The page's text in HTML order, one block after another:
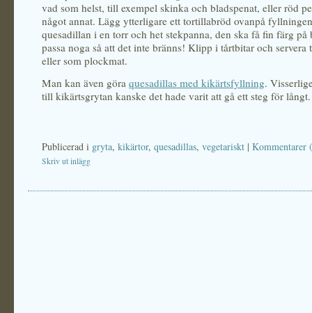
vad som helst, till exempel skinka och bladspenat, eller röd
något annat. Lägg ytterligare ett tortillabröd ovanpå
quesadillan i en torr och het stekpanna, den ska få fin färg på
passa noga så att det inte bränns! Klipp i tårtbitar och servera
eller som plockmat.
Man kan även göra quesadillas med kikärtsfyllning.
till kikärtsgrytan kanske det hade varit att gå ett steg för långt.
Publicerad i gryta, kikärtor, quesadillas, vegetariskt | Kommentarer
Skriv ut inlägg